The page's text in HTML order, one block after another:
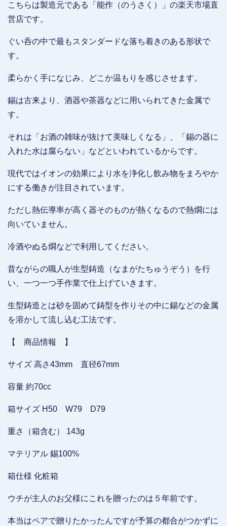
こちらは製造元である「能作（のうさく）」の楽天市場直
営店です。
ぐい呑の中で最もスタンダードな落ち着きのある形状で
す。
柔らかく手になじみ、どこか温もりを感じさせます。
錫は古来より、酒器や茶器などに用いられてきた金属で
す。
それは「お酒の雑味が抜けて美味しくなる」、「錫の器に
入れた水は腐らない」などといわれているからです。
現代ではイオンの効果により水を浄化し飲み物をまろやか
にする働きが注目されています。
ただし熱伝導率が高く器そのものが熱くなるので熱燗には
向いていません。
冷酒やぬる燗などで利用してください。
昔ながらの職人が生型鋳造（なまがたちゅうぞう）を行
い、一つ一つ手作業で仕上げていきます。
生型鋳造とは砂を固めて鋳型を作りその中に錫などの金属
を溶かして流し込む工法です。
【 商品情報 】
サイズ 高さ43mm 直径67mm
容量 約70cc
箱サイズ H50 W79 D79
重さ（箱含む） 143g
マテリアル 錫100%
箱仕様 化粧箱
ウチが主人のお父様にこれを贈ったのは５年前です。
本当はペアで贈りたかったんですが予算の都合がつかずに